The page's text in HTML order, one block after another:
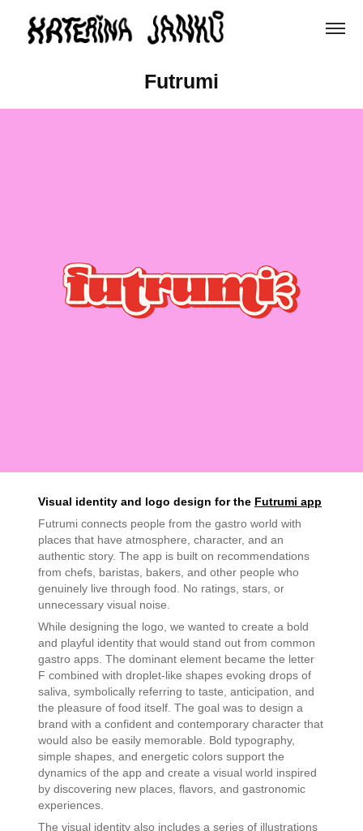
Futrumi
Visual identity and logo design for the Futrumi app
Futrumi connects people from the gastro world with
places that have atmosphere, character, and an
authentic story. The app is built on recommendations
from chefs, baristas, bakers, and other people who
genuinely live through food. No ratings, stars, or
unnecessary visual noise.
While designing the logo, we wanted to create a bold
and playful identity that would stand out from common
gastro apps. The dominant element became the letter
F combined with droplet-like shapes evoking drops of
saliva, symbolically referring to taste, anticipation, and
the pleasure of food itself. The goal was to design a
brand with a confident and contemporary character that
would also be easily memorable. Bold typography,
simple shapes, and energetic colors support the
dynamics of the app and create a visual world inspired
by discovering new places, flavors, and gastronomic
experiences.
The visual identity also includes a series of illustrations